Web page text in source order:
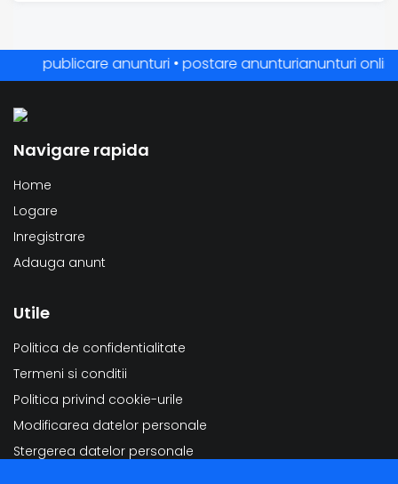
publicare anunturi • postare anunturianunturi
Navigare rapida
Home
Logare
Inregistrare
Adauga anunt
Utile
Politica de confidentialitate
Termeni si conditii
Politica privind cookie-urile
Modificarea datelor personale
Stergerea datelor personale